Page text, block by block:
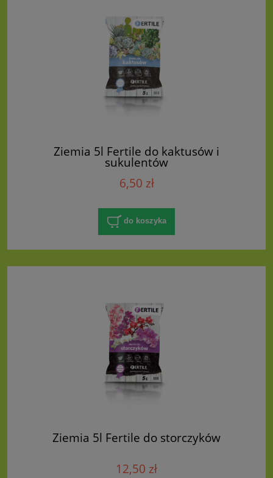
Ziemia 5l Fertile do kaktusów i
sukulentów
6,50 zł
do koszyka
Ziemia 5l Fertile do storczyków
12,50 zł